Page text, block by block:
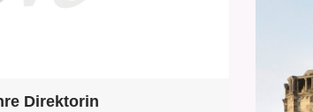
Direktorin